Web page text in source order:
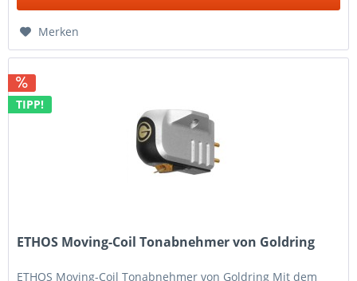
Merken
TIPP!
ETHOS Moving-Coil Tonabnehmer von Goldring
ETHOS Moving-Coil Tonabnehmer von Goldring Mit dem